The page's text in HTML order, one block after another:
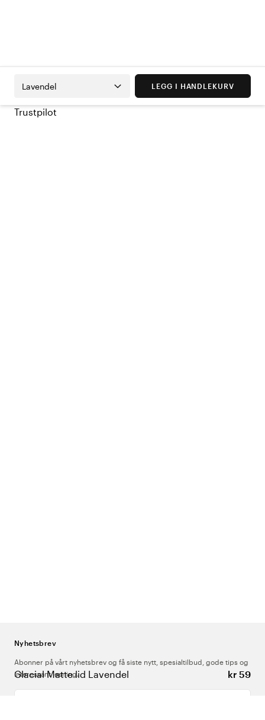
Glacial Matte lid Lavendel kr 59
Lavendel LEGG I HANDLEKURV
Trustpilot
Nyhetsbrev
Abonner på vårt nyhetsbrev og få siste nytt, spesialtilbud, gode tips og
interessant lesning.
Skriv inn din e-postadresse